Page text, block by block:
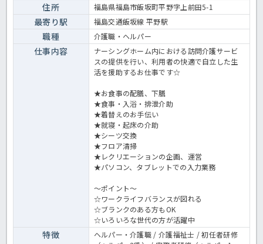
住所 福島県福島市飯坂町平野字上前田5-1
最寄り駅 福島交通飯坂線 平野駅
職種 介護職・ヘルパー
仕事内容
ナーシングホーム内における訪問介護サービ
スの提供を行い、利用者の快適で自立した生
活を援助するお仕事です☆
★お食事の配膳、下膳
★食事・入浴・排泄介助
★着替えのお手伝い
★就寝・起床の介助
★シーツ交換
★フロア清掃
★レクリエーションの企画、運営
★パソコン、タブレットでの入力業務
～ポイント～
☆ワークライフバランスが図れる
☆ブランクのある方もOK
☆いろいろな世代の方が活躍中
特徴
ヘルパー・介護職 / 介護福祉士 / 初任者研修